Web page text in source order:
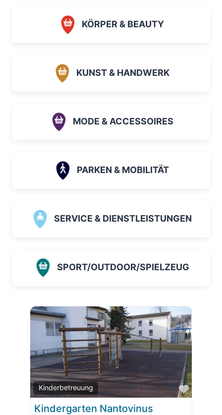
KÖRPER & BEAUTY
KUNST & HANDWERK
MODE & ACCESSOIRES
PARKEN & MOBILITÄT
SERVICE & DIENSTLEISTUNGEN
SPORT/OUTDOOR/SPIELZEUG
Kinderbetreuung
Favorit
Kindergarten Nantovinus